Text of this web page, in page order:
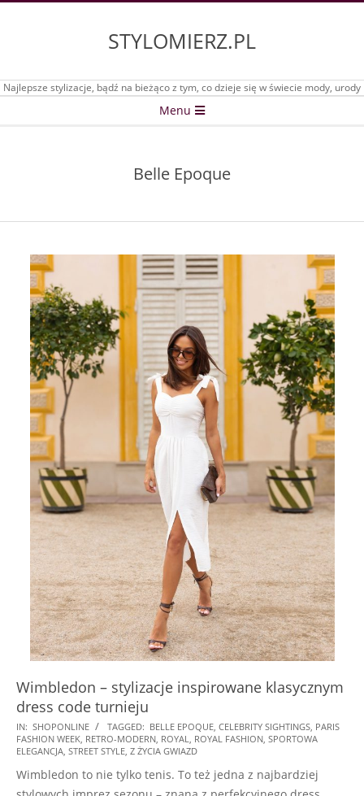
STYLOMIERZ.PL
Najlepsze stylizacje, bądź na bieżąco z tym, co dzieje się w świecie mody, urody
Menu
Belle Epoque
Wimbledon – stylizacje inspirowane klasycznym
dress code turnieju
2025-
07-
IN: SHOPONLINE TAGGED: BELLE EPOQUE, CELEBRITY SIGHTINGS, PARIS
FASHION WEEK, RETRO-MODERN, ROYAL, ROYAL FASHION, SPORTOWA
ELEGANCJA, STREET STYLE, Z ŻYCIA GWIAZD
Wimbledon to nie tylko tenis. To też jedna z najbardziej